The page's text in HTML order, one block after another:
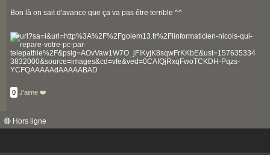
Bon là on sait d'avance que ça va pas être terrible ^^
0 J'aime ❤️
🔴 Hors ligne